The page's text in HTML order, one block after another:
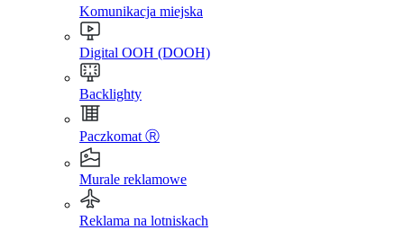
Komunikacja miejska
Digital OOH (DOOH)
Backlighty
Paczkomat Ⓡ
Murale reklamowe
Reklama na lotniskach